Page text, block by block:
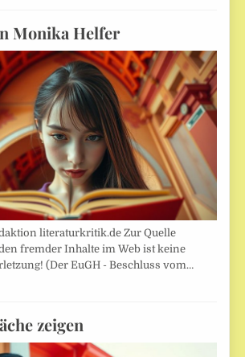
Monika Helfer
literaturkritik.de Zur Quelle
fremder Inhalte im Web ist keine
(Der EuGH - Beschluss vom…
zeigen